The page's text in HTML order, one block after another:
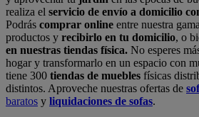
realiza el servicio de envío a domicilio
Podrás comprar online entre nuestra
productos y recibirlo en tu domicilio, o
en nuestras tiendas física. No esperes
hogar y transformarlo en un espacio con
tiene 300 tiendas de muebles físicas
distintos. Aproveche nuestras ofertas de
baratos y liquidaciones de sofas.